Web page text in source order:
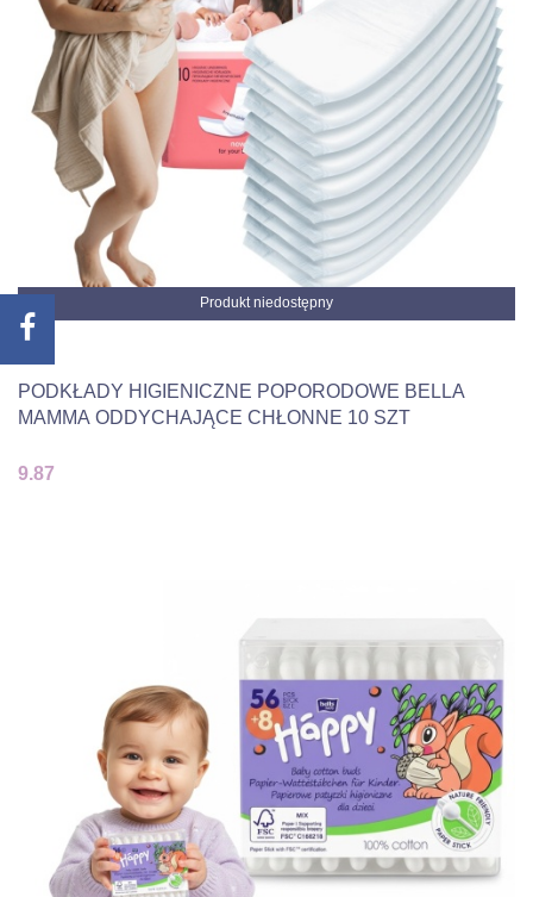
Produkt niedostępny
PODKŁADY HIGIENICZNE POPORODOWE BELLA
MAMMA ODDYCHAJĄCE CHŁONNE 10 SZT
9.87